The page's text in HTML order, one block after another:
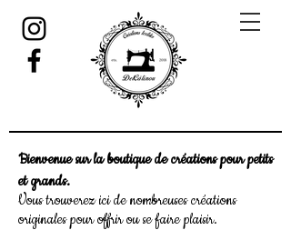
Bienvenue sur la boutique de créations pour petits
et grands.
Vous trouverez ici de nombreuses créations
originales pour offrir ou se faire plaisir.